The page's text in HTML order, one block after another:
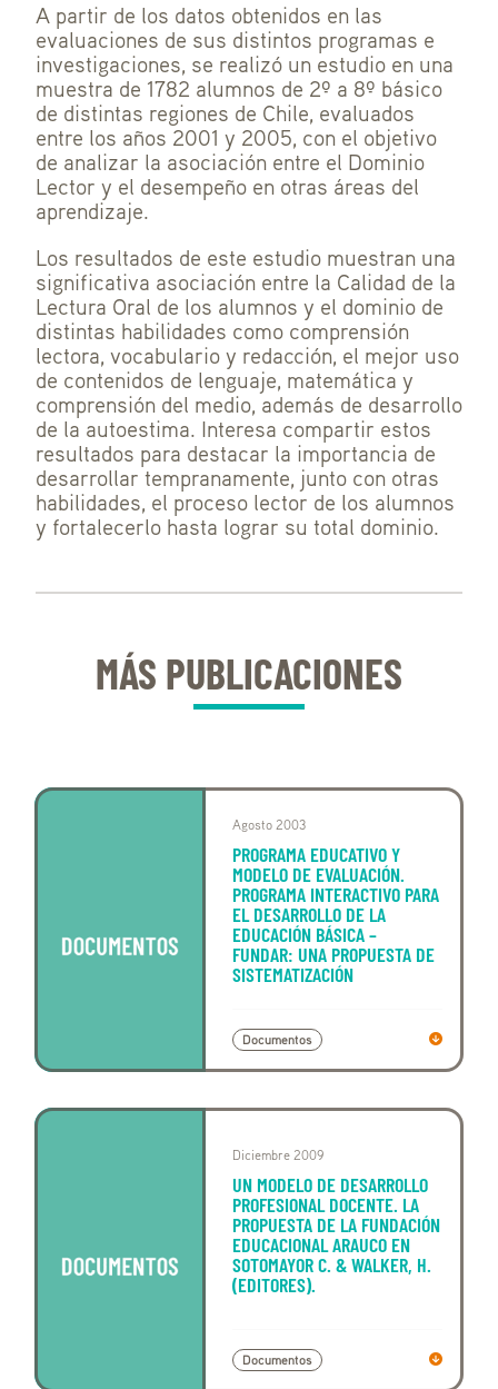
A partir de los datos obtenidos en las
evaluaciones de sus distintos programas e
investigaciones, se realizó un estudio en una
muestra de 1782 alumnos de 2º a 8º básico
de distintas regiones de Chile, evaluados
entre los años 2001 y 2005, con el objetivo
de analizar la asociación entre el Dominio
Lector y el desempeño en otras áreas del
aprendizaje.
Los resultados de este estudio muestran una
significativa asociación entre la Calidad de la
Lectura Oral de los alumnos y el dominio de
distintas habilidades como comprensión
lectora, vocabulario y redacción, el mejor uso
de contenidos de lenguaje, matemática y
comprensión del medio, además de desarrollo
de la autoestima. Interesa compartir estos
resultados para destacar la importancia de
desarrollar tempranamente, junto con otras
habilidades, el proceso lector de los alumnos
y fortalecerlo hasta lograr su total dominio.
MÁS PUBLICACIONES
Agosto 2003
PROGRAMA EDUCATIVO Y
MODELO DE EVALUACIÓN.
PROGRAMA INTERACTIVO PARA
EL DESARROLLO DE LA
EDUCACIÓN BÁSICA –
FUNDAR: UNA PROPUESTA DE
SISTEMATIZACIÓN
Documentos
Diciembre 2009
UN MODELO DE DESARROLLO
PROFESIONAL DOCENTE. LA
PROPUESTA DE LA FUNDACIÓN
EDUCACIONAL ARAUCO EN
SOTOMAYOR C. & WALKER, H.
(EDITORES).
Documentos